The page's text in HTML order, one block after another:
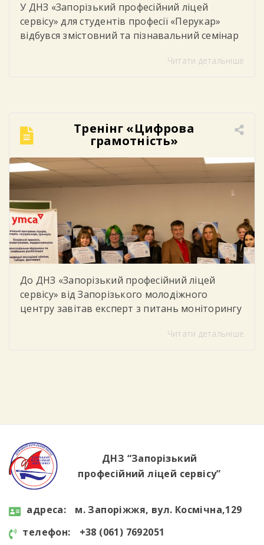
У ДНЗ «Запорізький професійний ліцей
сервісу» для студентів професії «Перукар»
відбувся змістовний та пізнавальний семінар
Сучасні техніки фарбування». Під час семінару
фарбування волосся, особливостями підбору
кольору та професійними секретами
колористики. Студенти мали можливість не
лише отримати нові теоретичні […]
Читати детальніше
Тренінг «Цифрова
грамотність»
До ДНЗ «Запорізький професійний ліцей
сервісу» від Запорізького молодіжного
центру завітав експерт з питань моніторингу
студентів тренінг «Цифрова грамотність»
інформацію в інтернеті, розпізнавати фейки
Читати детальніше
ДНЗ “Запорізький
професійний ліцей сервісу”
aдресa:
м. Запоріжжя, вул. Космічна,129
телефон:
+38 (061) 7692051